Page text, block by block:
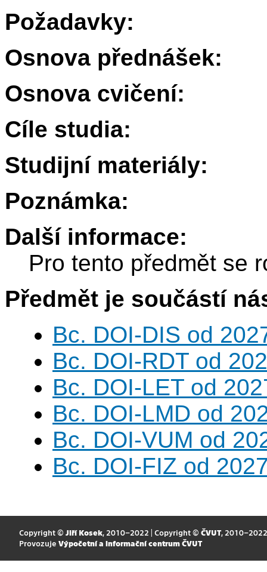
Požadavky:
Osnova přednášek:
Osnova cvičení:
Cíle studia:
Studijní materiály:
Poznámka:
Další informace:
Pro tento předmět se
Předmět je součástí
Bc. DOI-DIS od
Bc. DOI-RDT od
Bc. DOI-LET od
Bc. DOI-LMD od
Bc. DOI-VUM od
Bc. DOI-FIZ od
Copyright © Jiří Kosek, 2010–2022 | Copyright © ČVUT, 2010–2022
Provozuje Výpočetní a informační centrum ČVUT